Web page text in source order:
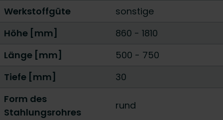
Werkstoffgüte
sonstige
Höhe [mm]
860 - 1810
Länge [mm]
500 - 750
Tiefe [mm]
30
Form des
Stahlungsrohres
rund